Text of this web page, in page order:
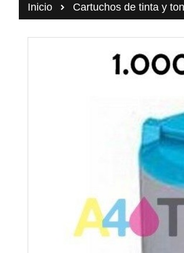
Inicio Cartuchos de tinta y